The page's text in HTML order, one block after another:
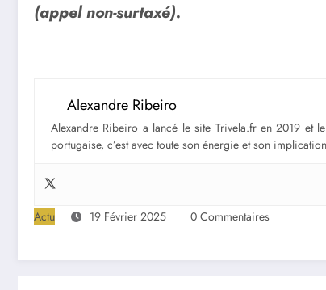
(appel non-surtaxé).
Alexandre Ribeiro
Alexandre Ribeiro a lancé le site Trivela.fr en 2019 et
portugaise, c’est avec toute son énergie et son
Actu 19 Février 2025 0 Commentaires